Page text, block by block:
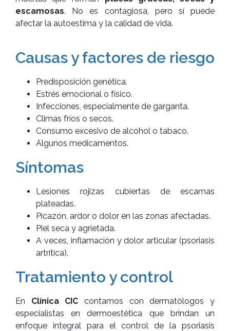
escamosas. No es contagiosa, pero sí puede
afectar la autoestima y la calidad de vida.
Causas y factores de riesgo
Predisposición genética.
Estrés emocional o físico.
Infecciones, especialmente de garganta.
Climas fríos o secos.
Consumo excesivo de alcohol o tabaco.
Algunos medicamentos.
Síntomas
Lesiones rojizas cubiertas de escamas
plateadas.
Picazón, ardor o dolor en las zonas afectadas.
Piel seca y agrietada.
A veces, inflamación y dolor articular (psoriasis
artrítica).
Tratamiento y control
En Clínica CIC contamos con dermatólogos y
especialistas en dermoestética que brindan un
enfoque integral para el control de la psoriasis